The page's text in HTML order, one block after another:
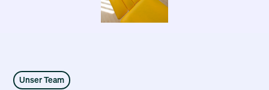
Unser Team